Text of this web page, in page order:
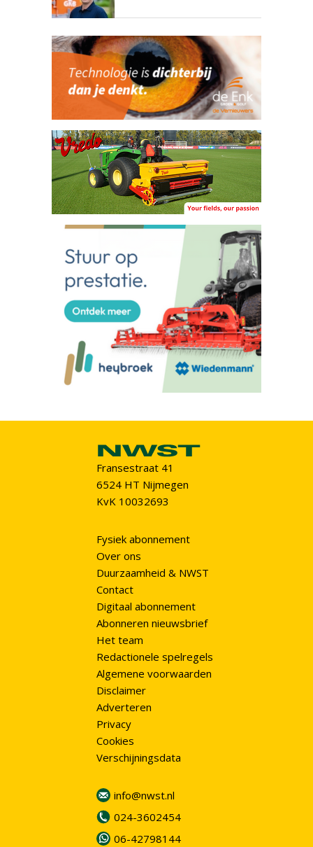
Fransestraat 41
6524 HT Nijmegen
KvK 10032693
Fysiek abonnement
Over ons
Duurzaamheid & NWST
Contact
Digitaal abonnement
Abonneren nieuwsbrief
Het team
Redactionele spelregels
Algemene voorwaarden
Disclaimer
Adverteren
Privacy
Cookies
Verschijningsdata
info@nwst.nl
024-3602454
06-42798144